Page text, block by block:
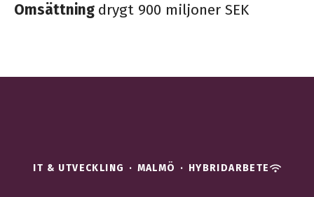
Omsättning drygt 900 miljoner SEK
IT & UTVECKLING · MALMÖ · HYBRIDARBETE